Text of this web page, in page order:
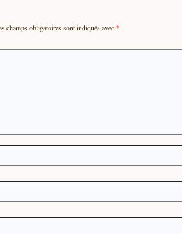
champs obligatoires sont indiqués avec*